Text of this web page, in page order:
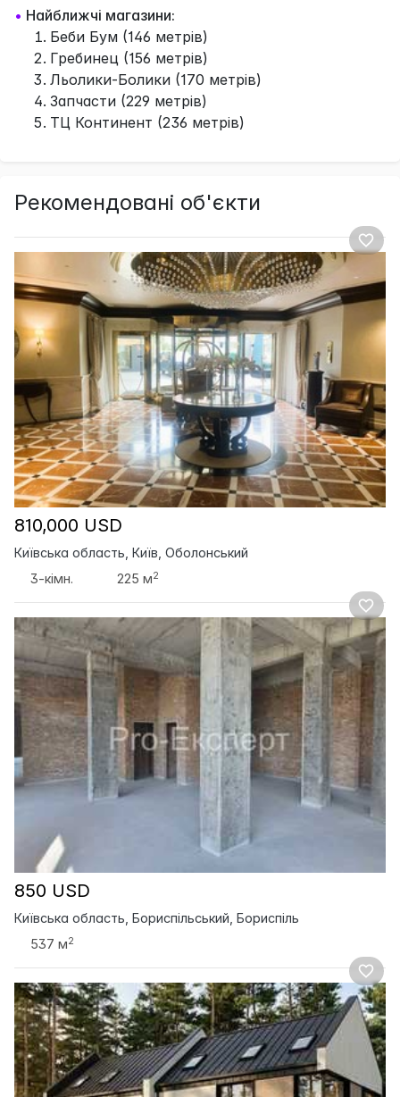
• Найближчі магазини:
Беби Бум (146 метрів)
Гребинец (156 метрів)
Льолики-Болики (170 метрів)
Запчасти (229 метрів)
ТЦ Континент (236 метрів)
Рекомендовані об'єкти
810,000 USD
Київська область, Київ, Оболонський
3-кімн.
225 м2
850 USD
Київська область, Бориспільський, Бориспіль
537 м2